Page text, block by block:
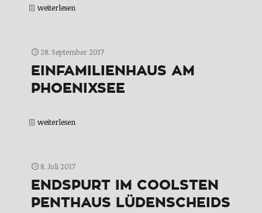
weiterlesen
28. September 2017
EINFAMILIENHAUS AM
PHOENIXSEE
weiterlesen
8. Juli 2017
ENDSPURT IM COOLSTEN
PENTHAUS LÜDENSCHEIDS